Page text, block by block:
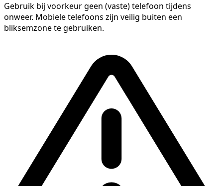
Gebruik bij voorkeur geen (vaste) telefoon tijdens
onweer. Mobiele telefoons zijn veilig buiten een
bliksemzone te gebruiken.